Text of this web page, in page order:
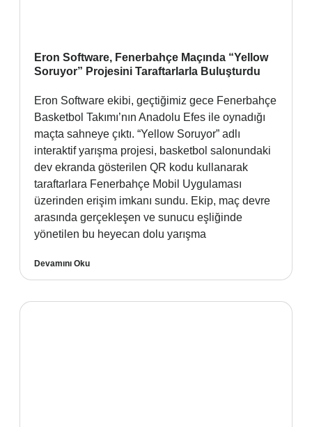
Eron Software, Fenerbahçe Maçında “Yellow
Soruyor” Projesini Taraftarlarla Buluşturdu
Eron Software ekibi, geçtiğimiz gece Fenerbahçe
Basketbol Takımı’nın Anadolu Efes ile oynadığı
maçta sahneye çıktı. “Yellow Soruyor” adlı
interaktif yarışma projesi, basketbol salonundaki
dev ekranda gösterilen QR kodu kullanarak
taraftarlara Fenerbahçe Mobil Uygulaması
üzerinden erişim imkanı sundu. Ekip, maç devre
arasında gerçekleşen ve sunucu eşliğinde
yönetilen bu heyecan dolu yarışma
Devamını Oku